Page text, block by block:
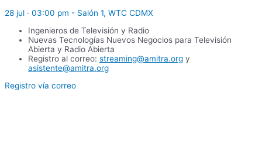
28 jul · 03:00 pm - Salón 1, WTC CDMX
Ingenieros de Televisión y Radio
Nuevas Tecnologías Nuevos Negocios para Televisión
Abierta y Radio Abierta
Registro al correo: streaming@amitra.org y
asistente@amitra.org
Registro vía correo